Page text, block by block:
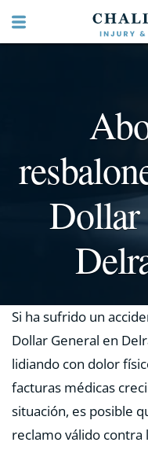
Dollar
Si ha sufrido un
Dollar General en
lidiando con dolor
facturas médicas
situación, es posible
reclamo válido contra